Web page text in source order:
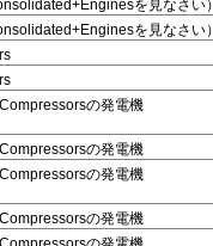
を見なさい）
を見なさい）
の発電機
の発電機
の発電機
の発電機